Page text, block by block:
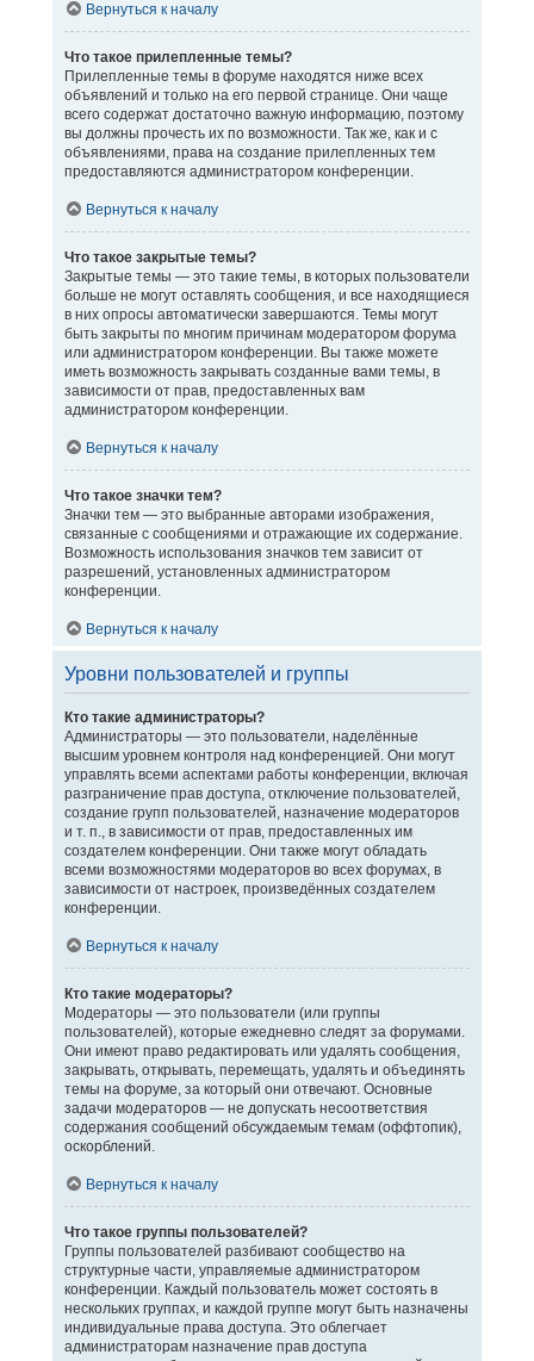
Вернуться к началу
Что такое прилепленные темы?
Прилепленные темы в форуме находятся ниже всех
объявлений и только на его первой странице. Они чаще
всего содержат достаточно важную информацию, поэтому
вы должны прочесть их по возможности. Так же, как и с
объявлениями, права на создание прилепленных тем
предоставляются администратором конференции.
Вернуться к началу
Что такое закрытые темы?
Закрытые темы — это такие темы, в которых пользователи
больше не могут оставлять сообщения, и все находящиеся
в них опросы автоматически завершаются. Темы могут
быть закрыты по многим причинам модератором форума
или администратором конференции. Вы также можете
иметь возможность закрывать созданные вами темы, в
зависимости от прав, предоставленных вам
администратором конференции.
Вернуться к началу
Что такое значки тем?
Значки тем — это выбранные авторами изображения,
связанные с сообщениями и отражающие их содержание.
Возможность использования значков тем зависит от
разрешений, установленных администратором
конференции.
Вернуться к началу
Уровни пользователей и группы
Кто такие администраторы?
Администраторы — это пользователи, наделённые
высшим уровнем контроля над конференцией. Они могут
управлять всеми аспектами работы конференции, включая
разграничение прав доступа, отключение пользователей,
создание групп пользователей, назначение модераторов
и т. п., в зависимости от прав, предоставленных им
создателем конференции. Они также могут обладать
всеми возможностями модераторов во всех форумах, в
зависимости от настроек, произведённых создателем
конференции.
Вернуться к началу
Кто такие модераторы?
Модераторы — это пользователи (или группы
пользователей), которые ежедневно следят за форумами.
Они имеют право редактировать или удалять сообщения,
закрывать, открывать, перемещать, удалять и объединять
темы на форуме, за который они отвечают. Основные
задачи модераторов — не допускать несоответствия
содержания сообщений обсуждаемым темам (оффтопик),
оскорблений.
Вернуться к началу
Что такое группы пользователей?
Группы пользователей разбивают сообщество на
структурные части, управляемые администратором
конференции. Каждый пользователь может состоять в
нескольких группах, и каждой группе могут быть назначены
индивидуальные права доступа. Это облегчает
администраторам назначение прав доступа